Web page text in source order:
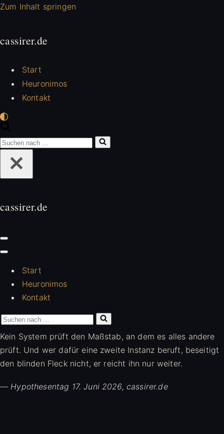
Zum Inhalt springen
cassirer.de
Start
Heuronimos
Kontakt
Suchen
nach …
cassirer.de
Navigationsmenü
Navigationsmenü
Start
Heuronimos
Kontakt
Suchen
nach …
Kein System prüft den Maßstab, an dem es alles andere
prüft. Und wer dafür eine zweite Instanz beruft, beseitigt
den blinden Fleck nicht, er reicht ihn nur weiter.
— Hypothesentag 17. Juni 2026, cassirer.de